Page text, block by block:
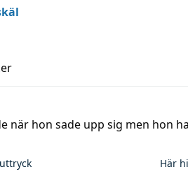
när hon sade upp sig men hon
Här